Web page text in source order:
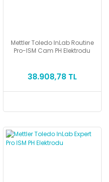
Mettler Toledo InLab Routine
Pro-ISM Cam PH Elektrodu
38.908,78 TL